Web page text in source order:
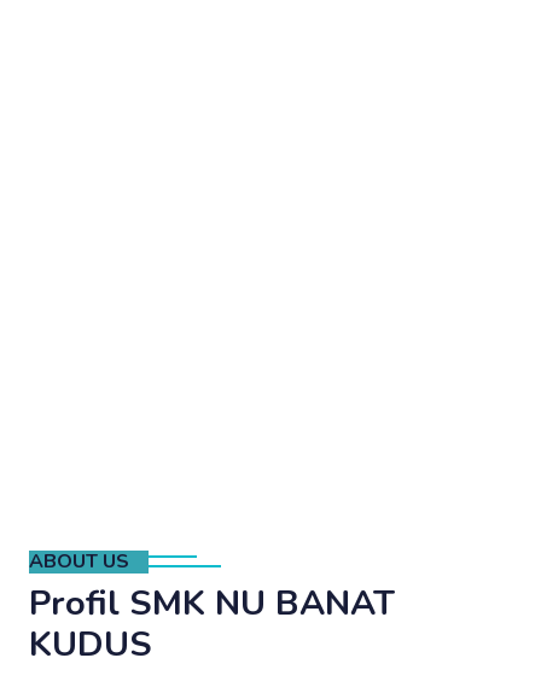
ABOUT US
Profil SMK NU BANAT
KUDUS